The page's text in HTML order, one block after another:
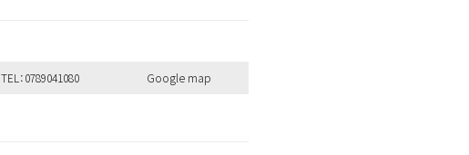
全ての商品を見る
TEL：0789041080 Google map